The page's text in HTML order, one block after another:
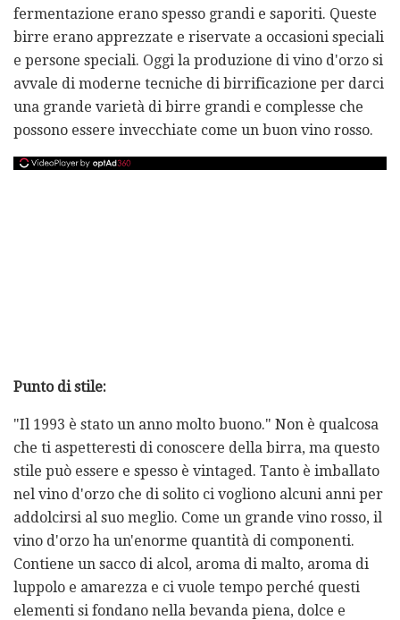
fermentazione erano spesso grandi e saporiti. Queste
birre erano apprezzate e riservate a occasioni speciali
e persone speciali. Oggi la produzione di vino d'orzo si
avvale di moderne tecniche di birrificazione per darci
una grande varietà di birre grandi e complesse che
possono essere invecchiate come un buon vino rosso.
Punto di stile:
"Il 1993 è stato un anno molto buono." Non è qualcosa
che ti aspetteresti di conoscere della birra, ma questo
stile può essere e spesso è vintaged. Tanto è imballato
nel vino d'orzo che di solito ci vogliono alcuni anni per
addolcirsi al suo meglio. Come un grande vino rosso, il
vino d'orzo ha un'enorme quantità di componenti.
Contiene un sacco di alcol, aroma di malto, aroma di
luppolo e amarezza e ci vuole tempo perché questi
elementi si fondano nella bevanda piena, dolce e